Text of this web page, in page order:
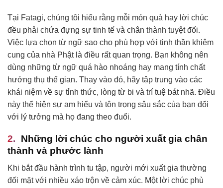
Tại Fatagi, chúng tôi hiểu rằng mỗi món quà hay lời chúc
đều phải chứa đựng sự tinh tế và chân thành tuyệt đối.
Việc lựa chọn từ ngữ sao cho phù hợp với tinh thần khiêm
cung của nhà Phật là điều rất quan trọng. Bạn không nên
dùng những từ ngữ quá hào nhoáng hay mang tính chất
hưởng thụ thế gian. Thay vào đó, hãy tập trung vào các
khái niệm về sự tỉnh thức, lòng từ bi và trí tuệ bát nhã. Điều
này thể hiện sự am hiểu và tôn trọng sâu sắc của bạn đối
với lý tưởng mà họ đang theo đuổi.
Những lời chúc cho người xuất gia chân
thành và phước lành
Khi bắt đầu hành trình tu tập, người mới xuất gia thường
đối mặt với nhiều xáo trộn về cảm xúc. Một lời chúc phù